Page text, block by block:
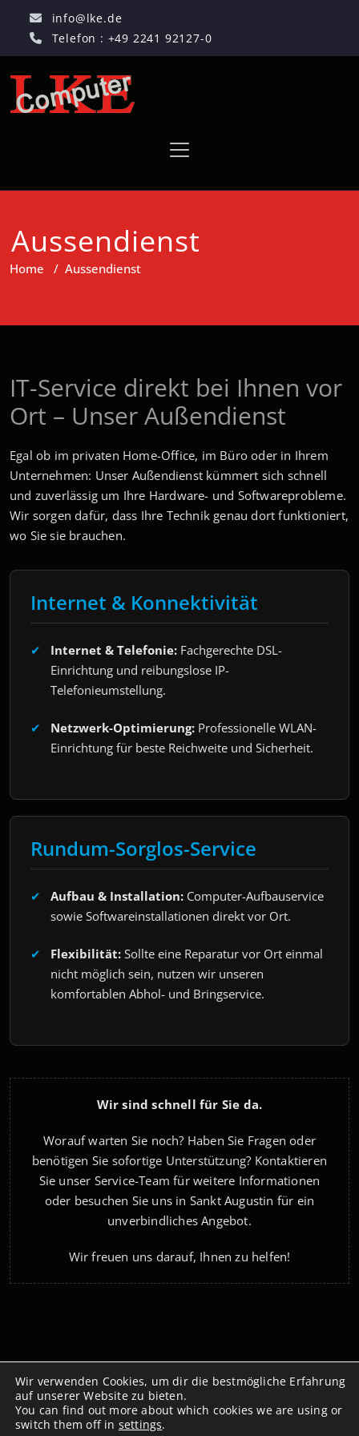
info@lke.de
Telefon : +49 2241 92127-0
Aussendienst
Home / Aussendienst
IT-Service direkt bei Ihnen vor
Ort – Unser Außendienst
Egal ob im privaten Home-Office, im Büro oder in Ihrem
Unternehmen: Unser Außendienst kümmert sich schnell
und zuverlässig um Ihre Hardware- und Softwareprobleme.
Wir sorgen dafür, dass Ihre Technik genau dort funktioniert,
wo Sie sie brauchen.
Internet & Konnektivität
Internet & Telefonie: Fachgerechte DSL-
Einrichtung und reibungslose IP-
Telefonieumstellung.
Netzwerk-Optimierung: Professionelle WLAN-
Einrichtung für beste Reichweite und Sicherheit.
Rundum-Sorglos-Service
Aufbau & Installation: Computer-Aufbauservice
sowie Softwareinstallationen direkt vor Ort.
Flexibilität: Sollte eine Reparatur vor Ort einmal
nicht möglich sein, nutzen wir unseren
komfortablen Abhol- und Bringservice.
Wir sind schnell für Sie da.
Worauf warten Sie noch? Haben Sie Fragen oder
benötigen Sie sofortige Unterstützung? Kontaktieren
Sie unser Service-Team für weitere Informationen
oder besuchen Sie uns in Sankt Augustin für ein
unverbindliches Angebot.
Wir freuen uns darauf, Ihnen zu helfen!
Copyright 2026 LKE Computer GmbH, Bonnerstraße 154,
53757 Sankt Augustin
Wir verwenden Cookies, um dir die bestmögliche Erfahrung
auf unserer Website zu bieten.
You can find out more about which cookies we are using or
switch them off in settings.